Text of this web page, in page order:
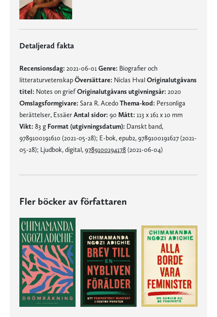
Detaljerad fakta
Recensionsdag: 2021-06-01 Genre: Biografier och
litteraturvetenskapÖversättare: Niclas HvalOriginalutgåvans
titel: Notes on griefOriginalutgåvans utgivningsår: 2020
Omslagsformgivare: Sara R. AcedoThema-kod: Personliga
berättelser, EssäerAntal sidor: 90 Mått: 113 x 161 x 10 mm
Vikt: 83 g Format (utgivningsdatum): Danskt band,
9789100191610 (2021-05-28); E-bok, epub2, 9789100191627 (2021-
05-28); Ljudbok, digital,9789100194178(2021-06-04)
Fler böcker av författaren